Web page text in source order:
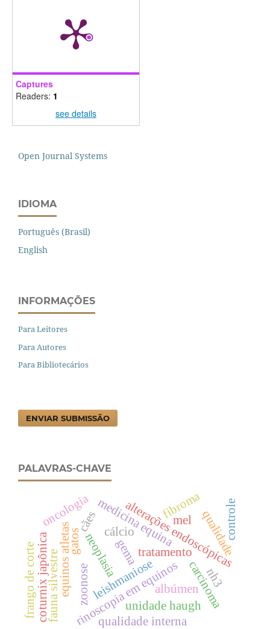
Captures
Readers: 1
see details
Open Journal Systems
IDIOMA
Português (Brasil)
English
INFORMAÇÕES
Para Leitores
Para Autores
Para Bibliotecários
ENVIAR SUBMISSÃO
PALAVRAS-CHAVE
gatos
leishmaniose
tratamento
zoonose
alterações endoscópicas
medicina equina
equinos atletasrinoscopia em equinos
albúmen
gema
qualidade interna
unidade haughcarcinoma
cães
neoplasia
oncologia
fauna silvestre
qualidade
controle
fibroma
cálcio
coturnix japônica
frango de corte nh3
mel